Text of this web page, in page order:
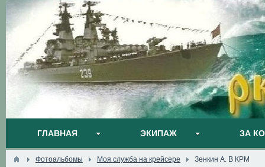
ГЛАВНАЯ ЭКИПАЖ ЗА
Фотоальбомы Моя служба на крейсере Зенкин А. В КРМ